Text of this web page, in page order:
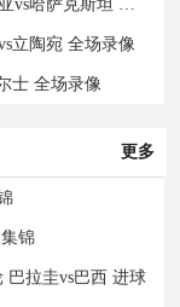
2024年09月10日 欧国联B联赛第2轮 斯洛文尼亚vs哈萨克斯坦 全场录像
立陶宛 全场录像
士 全场录像
更多
锦
巴拉圭vs巴西 进球